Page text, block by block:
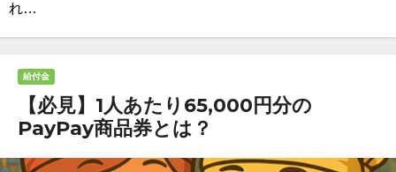
れ…
給付金
【必見】1人あたり65,000円分の
PayPay商品券とは？